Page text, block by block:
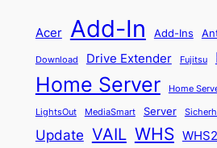
Acer Add-In Add-Ins
Download Drive Extender Fujitsu
Home Server Home
LightsOut MediaSmart Server
Update VAIL WHS WHS2